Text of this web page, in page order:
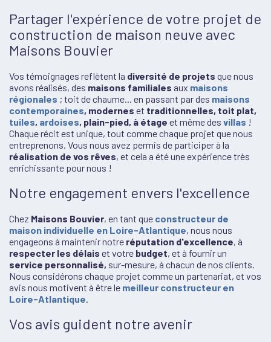
Partager l'expérience de votre projet de
construction de maison neuve avec
Maisons Bouvier
Vos témoignages reflètent la diversité de projets que nous
avons réalisés, des maisons familiales aux maisons
régionales ; toit de chaume... en passant par des maisons
contemporaines, modernes et traditionnelles, toit plat,
tuiles, ardoises, plain-pied, à étage et même des villas !
Chaque récit est unique, tout comme chaque projet que nous
entreprenons. Vous nous avez permis de participer à la
réalisation de vos rêves, et cela a été une expérience très
enrichissante pour nous !
Notre engagement envers l'excellence
Chez Maisons Bouvier, en tant que constructeur de
maison individuelle en Loire-Atlantique, nous nous
engageons à maintenir notre réputation d'excellence, à
respecter les délais et votre budget, et à fournir un
service personnalisé, sur-mesure, à chacun de nos clients.
Nous considérons chaque projet comme un partenariat, et vos
avis nous motivent à être le meilleur constructeur en
Loire-Atlantique.
Vos avis guident notre avenir